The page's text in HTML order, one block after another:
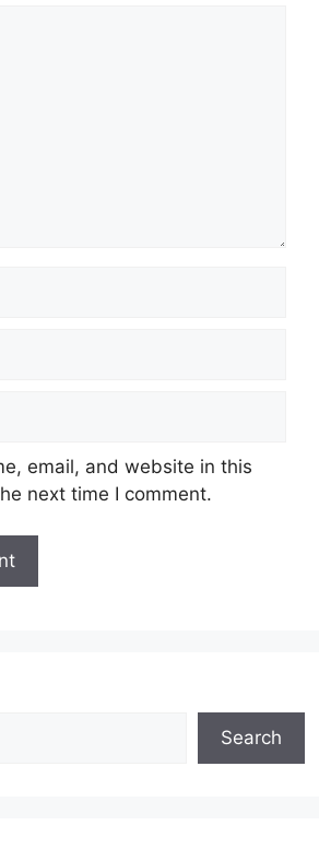
email, and website in this
next time I comment.
Search